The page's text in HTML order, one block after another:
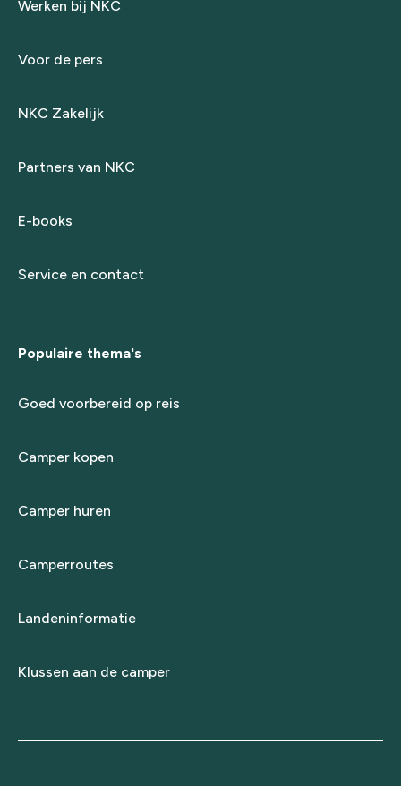
Werken bij NKC
Voor de pers
NKC Zakelijk
Partners van NKC
E-books
Service en contact
Populaire thema's
Goed voorbereid op reis
Camper kopen
Camper huren
Camperroutes
Landeninformatie
Klussen aan de camper